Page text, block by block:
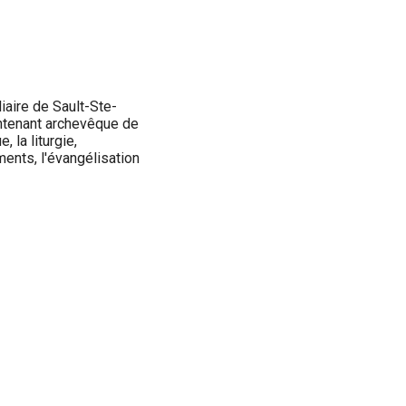
de Sault-Ste-
archevêque de
la liturgie,
l'évangélisation